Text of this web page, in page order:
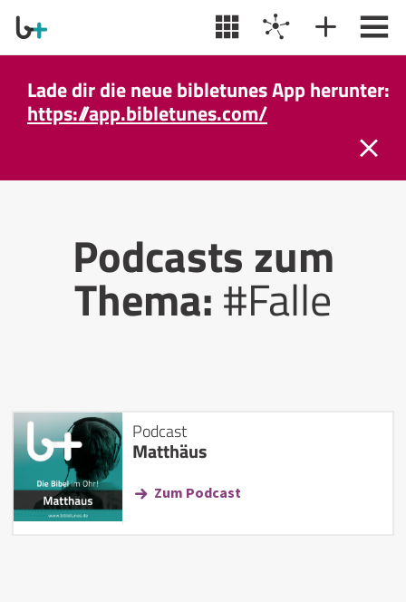
Lade dir die neue bibletunes App herunter:
https://app.bibletunes.com/
Podcasts zum
Thema:#Falle
Podcast
Matthäus
Zum Podcast